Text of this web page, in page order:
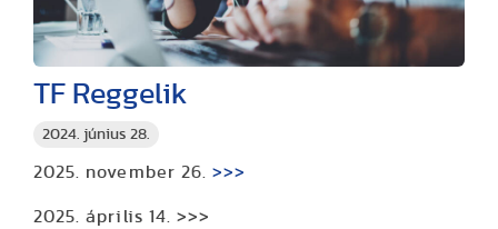
2024. június 28.
TF Reggelik
2025. november 26. >>>
2025. április 14. >>>